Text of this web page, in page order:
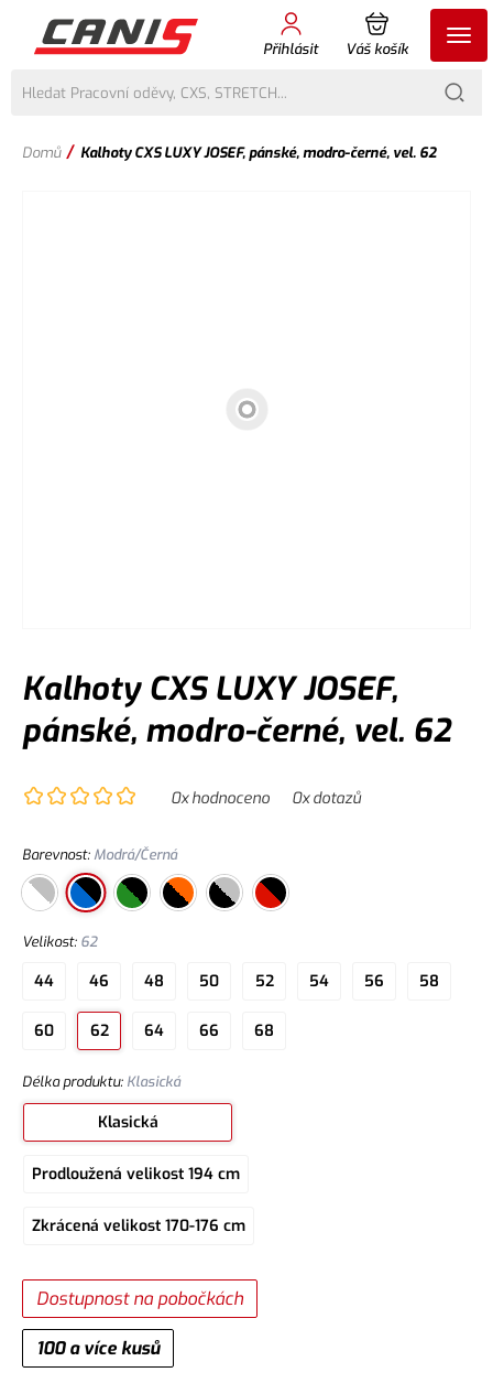
Přihlásit Váš košík
Domů / Kalhoty CXS LUXY JOSEF, pánské, modro-černé, vel. 62
Kalhoty CXS LUXY JOSEF,
pánské, modro-černé, vel. 62
0x hodnoceno 0x dotazů
Barevnost:Modrá/Černá
Velikost: 62
44 46 48 50 52 54 56 58
60 62 64 66 68
Délka produktu: Klasická
Klasická
Prodloužená velikost 194 cm
Zkrácená velikost 170-176 cm
100 a více kusů
Dostupnost na pobočkách